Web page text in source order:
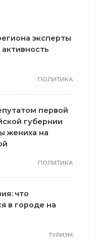
эксперты
ПОЛИТИКА
первой
губернии
жениха на
ПОЛИТИКА
что
в городе на
ТУРИЗМ